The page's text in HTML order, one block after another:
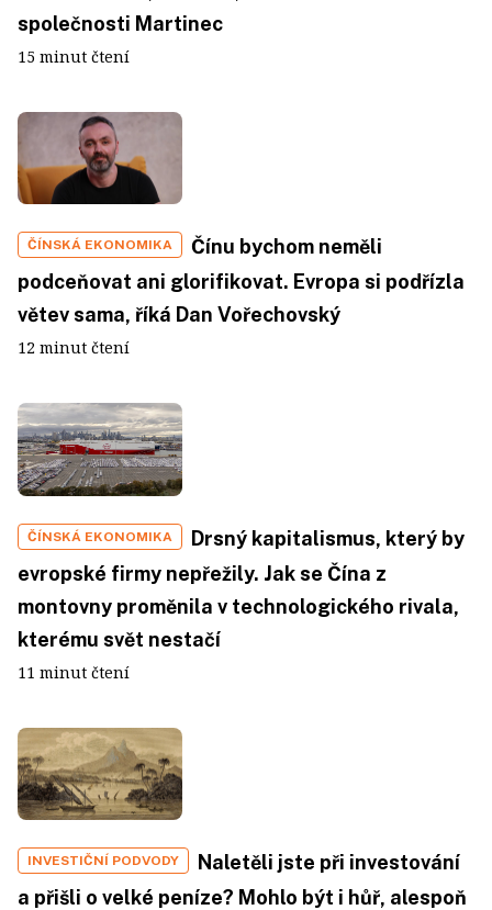
společnosti Martinec
15 minut čtení
ČÍNSKÁ EKONOMIKA
Čínu bychom neměli
podceňovat ani glorifikovat. Evropa si podřízla
větev sama, říká Dan Vořechovský
12 minut čtení
ČÍNSKÁ EKONOMIKA
Drsný kapitalismus, který by
evropské firmy nepřežily. Jak se Čína z
montovny proměnila v technologického rivala,
kterému svět nestačí
11 minut čtení
INVESTIČNÍ PODVODY
Naletěli jste při investování
a přišli o velké peníze? Mohlo být i hůř, alespoň